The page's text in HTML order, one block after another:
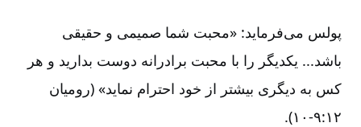
پولس می‌فرماید:‌ «محبت شما صمیمی و حقیقی
باشد... یکدیگر را با محبت برادرانه دوست بدارید و هر
کس به دیگری بیشتر از خود احترام نماید» (رومیان
۱۲:‏۹-‏۱۰).